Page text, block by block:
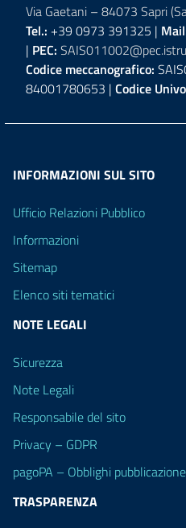
Via Gaetani – 84073 Sapri
Tel.: +39 0973 391325 |
| PEC:
Codice meccanografico:
84001780653 | Codice
INFORMAZIONI SUL SITO
Ufficio Relazioni Pubblico
Informazioni
Sitemap
Elenco siti tematici
NOTE LEGALI
Sicurezza
Note Legali
Responsabile del sito
Privacy – GDPR
pagoPA – Obblighi
TRASPARENZA